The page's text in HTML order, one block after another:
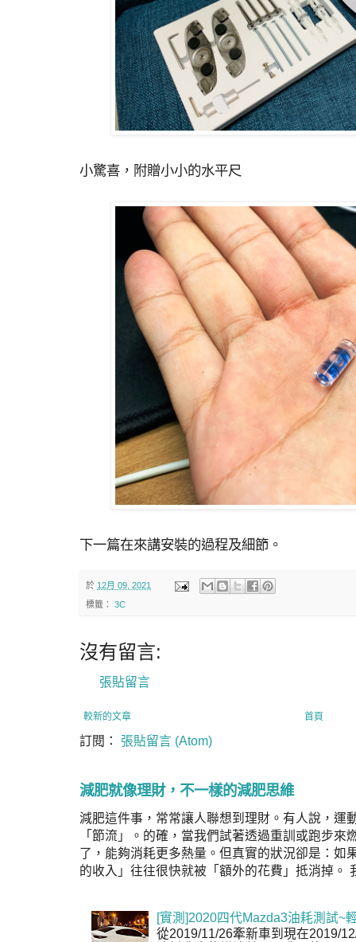
小驚喜，附贈小小的水平尺
下一篇在來講安裝的過程及細節。
於 12月 09, 2021
標籤： 3C
沒有留言:
張貼留言
較新的文章 首頁
訂閱： 張貼留言 (Atom)
減肥就像理財，不一樣的減肥思維
減肥這件事，常常讓人聯想到理財。有人說，運
「節流」。的確，當我們試著透過重訓或跑步來
了，能夠消耗更多熱量。但真實的狀況卻是：如
的收入」往往很快就被「額外的花費」抵消掉。
[實測]2020四代Mazda3油耗測試~
從2019/11/26牽新車到現在2019/